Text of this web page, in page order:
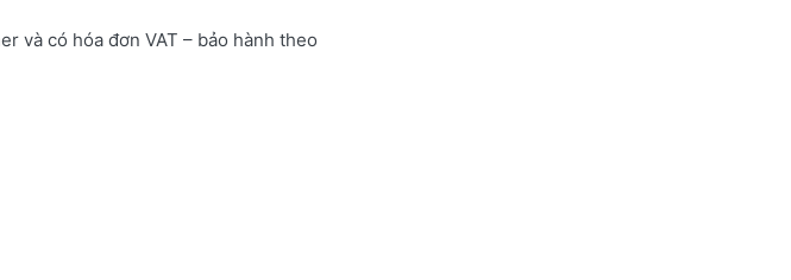
và có hóa đơn VAT – bảo hành theo